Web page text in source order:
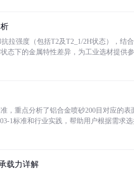
拉强度（包括T2及T2_1/2H状态），结
态下的金属特性差异，为工业选材提供参
，重点分析了铝合金喷砂200目对应的表
1标准和行业实践，帮助用户根据需求选
载力详解